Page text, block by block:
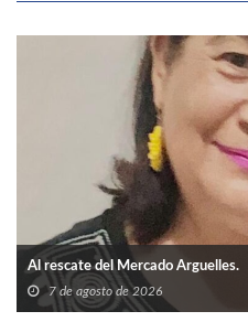
Al rescate del Mercado Arguelles.
7 de agosto de 2026